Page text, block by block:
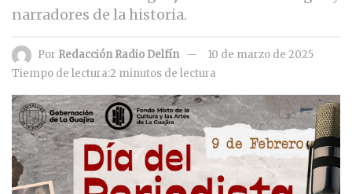
narradores de la historia.
Por Redacción Radio Delfín
10 de marzo de 2025
Tiempo de lectura:2 minutos de lectura